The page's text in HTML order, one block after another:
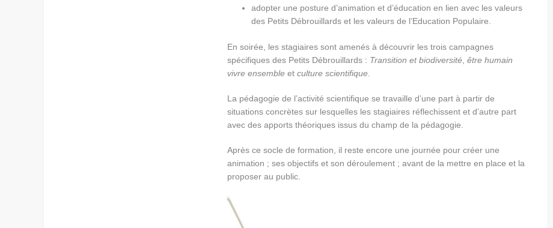
adopter une posture d’animation et d’éducation en lien avec les valeurs
des Petits Débrouillards et les valeurs de l’Education Populaire.
En soirée, les stagiaires sont amenés à découvrir les trois campagnes
spécifiques des Petits Débrouillards : Transition et biodiversité ,être humain
vivre ensemble etculture scientifique
La pédagogie de l’activité scientifique se travaille d’une part à partir de
situations concrètes sur lesquelles les stagiaires réflechissent et d’autre part
avec des apports théoriques issus du champ de la pédagogie.
Après ce socle de formation, il reste encore une journée pour créer une
animation ; ses objectifs et son déroulement ; avant de la mettre en place et la
proposer au public.